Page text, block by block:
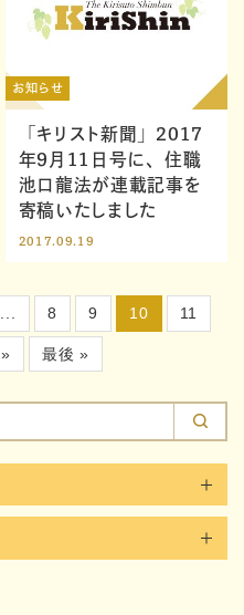
お知らせ
「キリスト新聞」2017
年9月11日号に、住職
池口龍法が連載記事を
寄稿いたしました
2017.09.19
... 8 9 10 11
» 最後 »